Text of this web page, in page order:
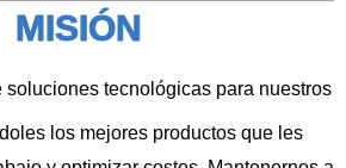
MISIÓN
soluciones tecnológicas para nuestros
los mejores productos que les